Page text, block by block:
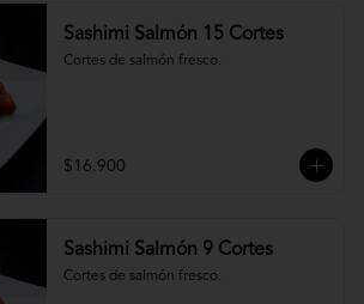
Sashimi Salmón 15 Cortes
Cortes de salmón fresco.
$16.900
Sashimi Salmón 9 Cortes
Cortes de salmón fresco.